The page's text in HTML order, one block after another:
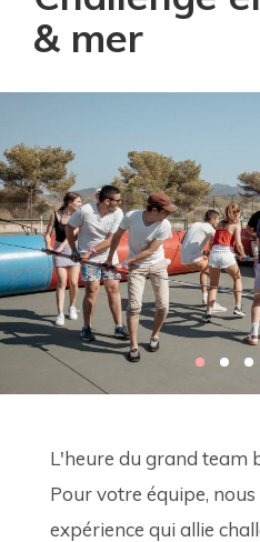
& mer
L'heure du grand team
Pour votre équipe,
expérience qui allie